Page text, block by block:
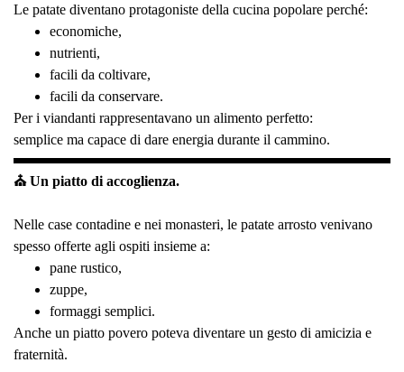
Le patate diventano protagoniste della cucina popolare perché:
economiche,
nutrienti,
facili da coltivare,
facili da conservare.
Per i viandanti rappresentavano un alimento perfetto:
semplice ma capace di dare energia durante il cammino.
⛪ Un piatto di accoglienza.
Nelle case contadine e nei monasteri, le patate arrosto venivano
spesso offerte agli ospiti insieme a:
pane rustico,
zuppe,
formaggi semplici.
Anche un piatto povero poteva diventare un gesto di amicizia e
fraternità.